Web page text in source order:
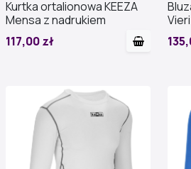
Kurtka ortalionowa KEEZA
Mensa z nadrukiem
117,00 zł